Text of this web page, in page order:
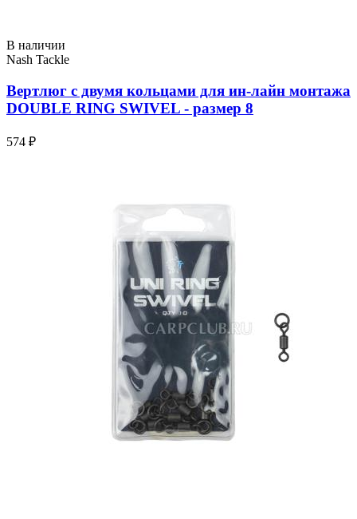
В наличии
Nash Tackle
Вертлюг с двумя кольцами для ин-лайн монтажа
DOUBLE RING SWIVEL - размер 8
574 ₽